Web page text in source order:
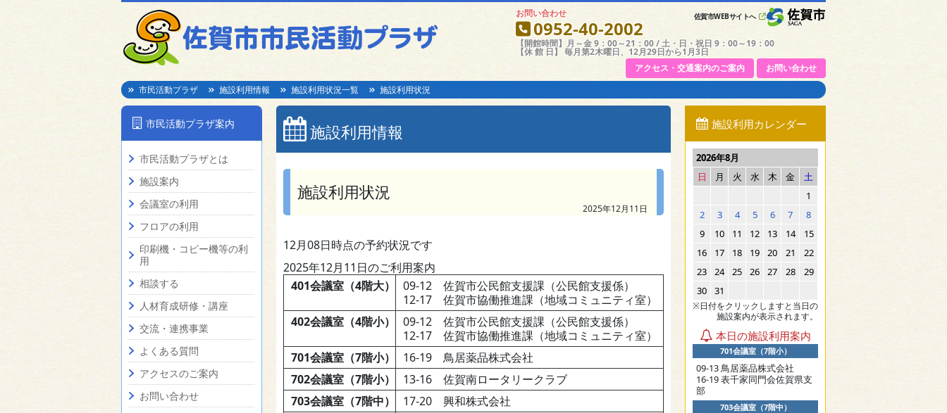
お問い合わせ
0952-40-2002
【開館時間】月～金 9：00～21：00 / 土・日・祝日 9：00～19：00
【休 館 日】 毎月第2木曜日、12月29日から1月3日
佐賀市WEBサイトへ
アクセス・交通案内のご案内
お問い合わせ
市民活動プラザ
施設利用情報 施設利用状況一覧 施設利用状況
市民活動プラザ案内
市民活動プラザとは
施設案内
会議室の利用
フロアの利用
印刷機・コピー機等の利
用
相談する
人材育成研修・講座
交流・連携事業
よくある質問
アクセスのご案内
お問い合わせ
施設利用情報
施設利用状況
2025年12月11日
12月08日時点の予約状況です
2025年12月11日のご利用案内
401会議室（4階大）
09-12 佐賀市公民館支援課（公民館支援係）
12-17 佐賀市協働推進課（地域コミュニティ室）
402会議室（4階小）
09-12 佐賀市公民館支援課（公民館支援係）
12-17 佐賀市協働推進課（地域コミュニティ室）
701会議室（7階小）
16-19 鳥居薬品株式会社
702会議室（7階小）
13-16 佐賀南ロータリークラブ
703会議室（7階中）
17-20 興和株式会社
施設利用カレンダー
2026年8月
日
月 火 水 木 金
土
1
2
3 4 5 6 7
8
9
10 11 12 13 14
15
16
17 18 19 20 21
22
23
24 25 26 27 28
29
30
31
※日付をクリックしますと当日の
施設案内が表示されます。
本日の施設利用案内
701会議室（7階小）
09-13 鳥居薬品株式会社
16-19 表千家同門会佐賀県支
部
703会議室（7階中）